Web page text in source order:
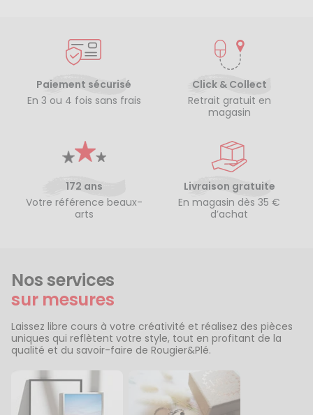
Paiement sécurisé
En 3 ou 4 fois sans frais
Click & Collect
Retrait gratuit en
magasin
172 ans
Votre référence beaux-
arts
Livraison gratuite
En magasin dès 35 €
d’achat
Nos services
sur mesures
Laissez libre cours à votre créativité et réalisez des pièces
uniques qui reflètent votre style, tout en profitant de la
qualité et du savoir-faire de Rougier&Plé.